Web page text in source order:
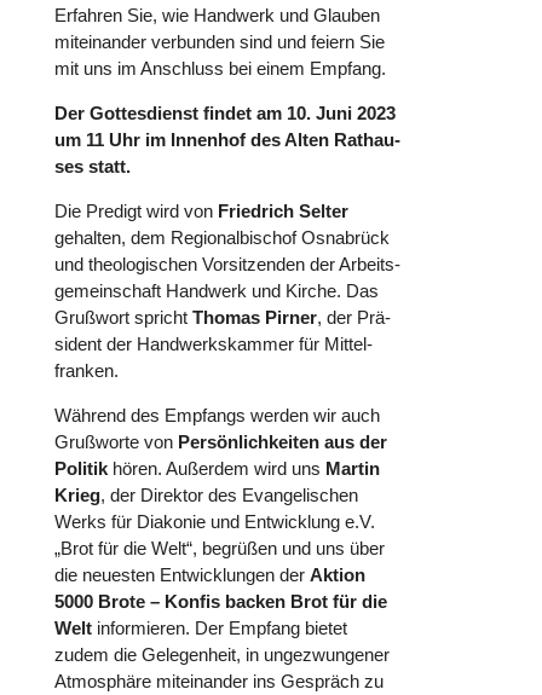
Erfahren Sie, wie Handwerk und Glauben
mit­ein­an­der ver­bun­den sind und feiern Sie
mit uns im Anschluss bei einem Empfang.
Der Got­tes­dienst findet am 10. Juni 2023
um 11 Uhr im Innenhof des Alten Rat­hau­
ses statt.
Die Predigt wird von Fried­rich Selter
gehalten, dem Regio­nal­bi­schof Osna­brück
und theo­lo­gi­schen Vor­sit­zen­den der Arbeits­
ge­mein­schaft Handwerk und Kirche. Das
Grußwort spricht Thomas Pirner, der Prä­
si­dent der Hand­werks­kam­mer für Mit­tel­
fran­ken.
Während des Empfangs werden wir auch
Gruß­worte von Per­sön­lich­kei­ten aus der
Politikhören. Außerdem wird uns Martin
Krieg, der Direktor des Evan­ge­li­schen
Werks für Diakonie und Ent­wick­lung e.V.
„Brot für die Welt“, begrüßen und uns über
die neuesten Ent­wick­lun­gen der Aktion
5000 Brote – Konfis backen Brot für die
Weltinfor­mie­ren. Der Empfang bietet
zudem die Gele­gen­heit, in unge­zwun­ge­ner
Atmo­sphäre mit­ein­an­der ins Gespräch zu